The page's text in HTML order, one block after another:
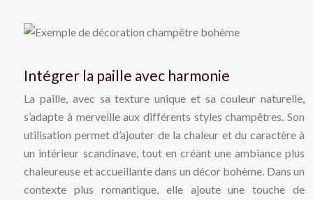
Intégrer la paille avec harmonie
La paille, avec sa texture unique et sa couleur naturelle,
s’adapte à merveille aux différents styles champêtres. Son
utilisation permet d’ajouter de la chaleur et du caractère à
un intérieur scandinave, tout en créant une ambiance plus
chaleureuse et accueillante dans un décor bohème. Dans un
contexte plus romantique, elle ajoute une touche de